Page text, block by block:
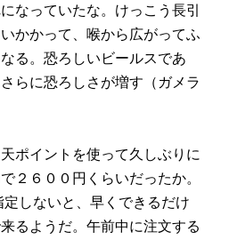
なっていたな。けっこう長引
かかって、喉から広がってふ
る。恐ろしいビールスであ
らに恐ろしさが増す（ガメラ
ポイントを使って久しぶりに
２６００円くらいだったか。
しないと、早くできるだけ
るようだ。午前中に注文する